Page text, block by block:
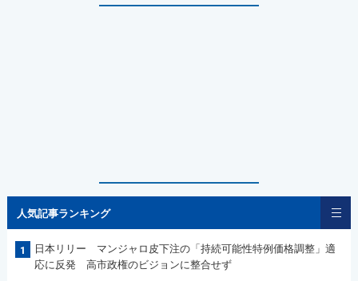
人気記事ランキング
1
日本リリー マンジャロ皮下注の「持続可能性特例価格調整」適
応に反発 高市政権のビジョンに整合せず